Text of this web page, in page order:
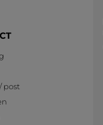
post